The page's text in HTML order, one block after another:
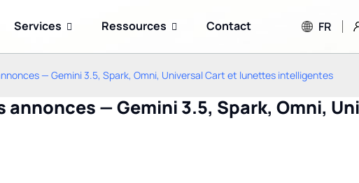
Services Ressources Contact FR
— Gemini 3.5, Spark, Omni, Universal Cart et lunettes intelligentes
annonces — Gemini 3.5, Spark, Omni,